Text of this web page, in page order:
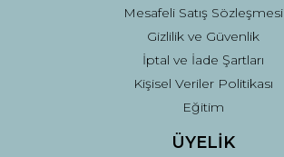
Mesafeli Satış Sözleşmesi
Gizlilik ve Güvenlik
İptal ve İade Şartları
Kişisel Veriler Politikası
Eğitim
ÜYELİK